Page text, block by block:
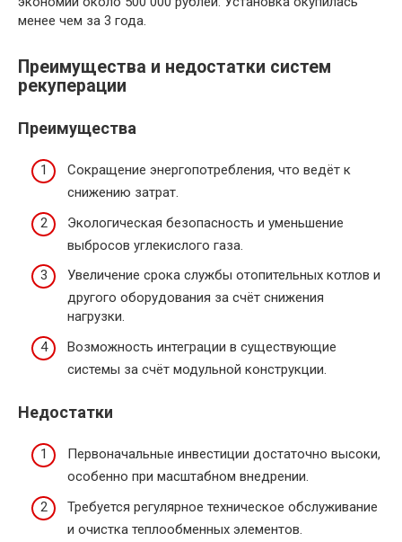
менее чем за 3 года.
Преимущества и недостатки систем
рекуперации
Преимущества
Сокращение энергопотребления, что ведёт к
снижению затрат.
Экологическая безопасность и уменьшение
выбросов углекислого газа.
Увеличение срока службы отопительных котлов и
другого оборудования за счёт снижения
нагрузки.
Возможность интеграции в существующие
системы за счёт модульной конструкции.
Недостатки
Первоначальные инвестиции достаточно высоки,
особенно при масштабном внедрении.
Требуется регулярное техническое обслуживание
и очистка теплообменных элементов.